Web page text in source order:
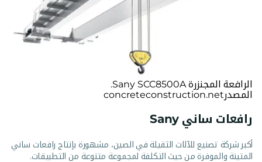
الرافعة المجنزرة Sany SCC8500A.
المصدرconcreteconstruction.net
رافعات ساني Sany
أكبر شركة تصنيع للآلات الثقيلة في الصين، مشهورة بإنتاج رافعات ساني
المتينة والموفرة من حيث التكلفة لمجموعة متنوعة من التطبيقات.